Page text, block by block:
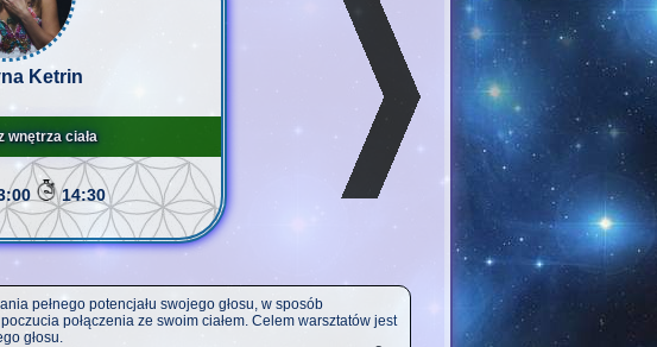
Ketrin
wnętrza ciała
14:30
pełnego potencjału swojego głosu, w sposób
połączenia ze swoim ciałem. Celem warsztatów jest
głosu.